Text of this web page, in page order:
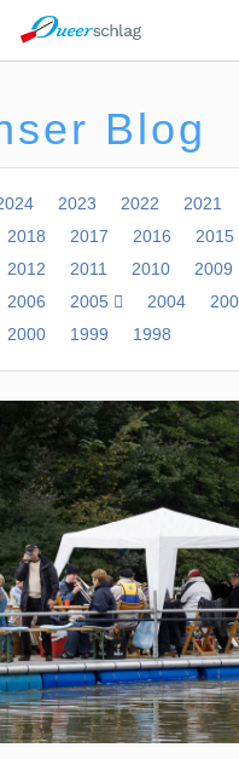
Blog
2023 2022
2021
2018 2017 2016
2015
2012 2011 2010
2009
2006 2005 2004
2000 1999 1998